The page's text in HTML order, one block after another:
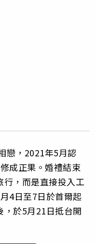
戀，2021年5月認
成正果。婚禮結束
，而是直接投入工
4日至7日於首爾起
，於5月21日抵台開